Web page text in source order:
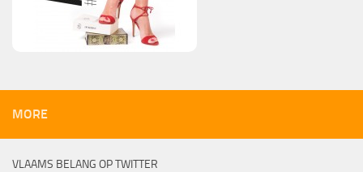
MORE
VLAAMS BELANG OP TWITTER